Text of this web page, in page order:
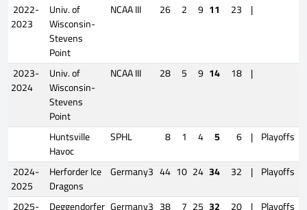
2022-
2023
Univ. of
Wisconsin-
Stevens
Point
NCAA III 26 2 9 11 23 |
2023-
2024
Univ. of
Wisconsin-
Stevens
Point
NCAA III 28 5 9 14 18 |
Huntsville
Havoc
SPHL 8 1 4 5 6 | Playoffs
2024-
2025
Herforder Ice
Dragons
Germany3 44 10 24 34 32 | Playoffs